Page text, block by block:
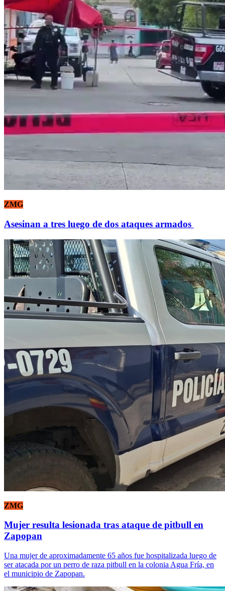
ZMG
Asesinan a tres luego de dos ataques armados
ZMG
Mujer resulta lesionada tras ataque de pitbull en
Zapopan
Una mujer de aproximadamente 65 años fue hospitalizada luego de
ser atacada por un perro de raza pitbull en la colonia Agua Fría, en
el municipio de Zapopan.